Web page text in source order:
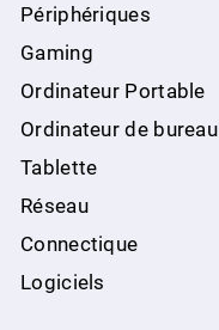
Périphériques
Gaming
Ordinateur Portable
Ordinateur de bureau
Tablette
Réseau
Connectique
Logiciels